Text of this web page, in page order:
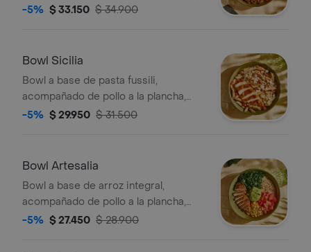
tomate chonto, aguacate, cebolla
-5% $ 33.150 $ 34.900
Bowl Sicilia
Bowl a base de pasta fussili,
acompañado de pollo a la plancha,
pesto, tomate chonto y queso feta.
-5% $ 29.950 $ 31.500
Bowl Artesalia
Bowl a base de arroz integral,
acompañado de pollo a la plancha,
kale, maiz tierno, tomate chonto,
-5% $ 27.450 $ 28.900